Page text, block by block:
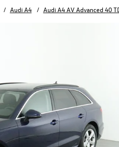
Audi A4 Audi A4 AV Advanced 40